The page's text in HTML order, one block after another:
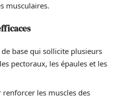
musculaires.
de base qui sollicite plusieurs
pectoraux, les épaules et les
les muscles des